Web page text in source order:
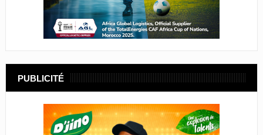
PUBLICITÉ